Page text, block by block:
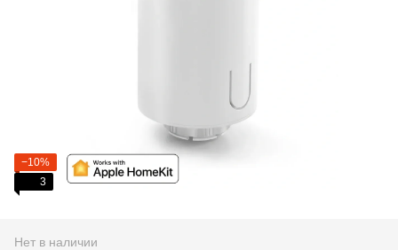
−10%
3
Нет в наличии